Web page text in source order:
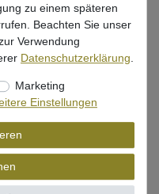
zu einem späteren
Beachten Sie unser
Verwendung
Daten­schutz­erklärung
Marketing
Einstellungen